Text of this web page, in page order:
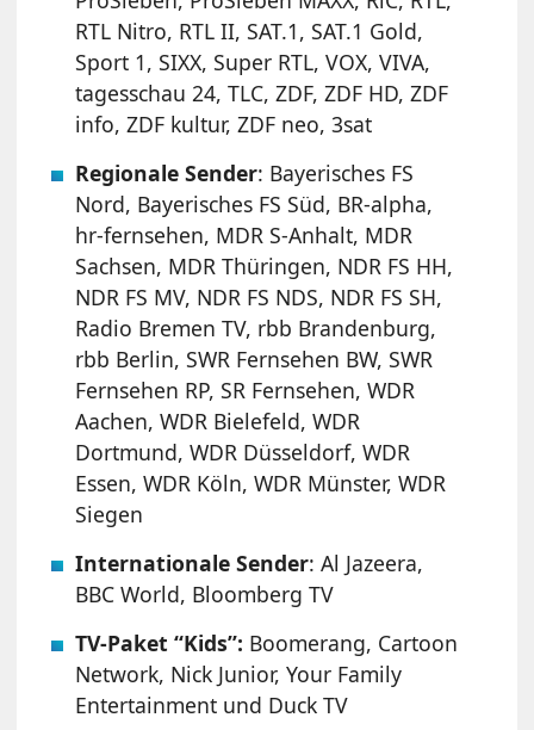
RTL Nitro, RTL II, SAT.1, SAT.1 Gold,
Sport 1, SIXX, Super RTL, VOX, VIVA,
tagesschau 24, TLC, ZDF, ZDF HD, ZDF
info, ZDF kultur, ZDF neo, 3sat
Regionale Sender: Bayerisches FS
Nord, Bayerisches FS Süd, BR-alpha,
hr-fernsehen, MDR S-Anhalt, MDR
Sachsen, MDR Thüringen, NDR FS HH,
NDR FS MV, NDR FS NDS, NDR FS SH,
Radio Bremen TV, rbb Brandenburg,
rbb Berlin, SWR Fernsehen BW, SWR
Fernsehen RP, SR Fernsehen, WDR
Aachen, WDR Bielefeld, WDR
Dortmund, WDR Düsseldorf, WDR
Essen, WDR Köln, WDR Münster, WDR
Siegen
Internationale Sender: Al Jazeera,
BBC World, Bloomberg TV
TV-Paket “Kids”: Boomerang, Cartoon
Network, Nick Junior, Your Family
Entertainment und Duck TV